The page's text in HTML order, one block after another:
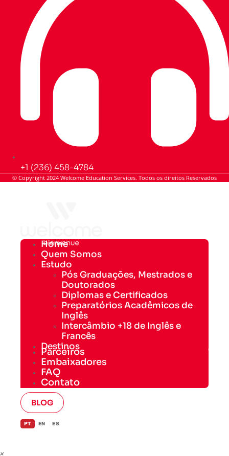
+1 (236) 458-4784
© Copyright 2024 Welcome Education Services. Todos os direitos Reservados
Home
Quem Somos
Estudo
Pós Graduações, Mestrados e
Doutorados
Diplomas e Certificados
Preparatórios Acadêmicos de
Inglês
Intercâmbio +18 de Inglês e
Francês
Destinos
Parceiros
Embaixadores
FAQ
Contato
BLOG
PT EN ES
×